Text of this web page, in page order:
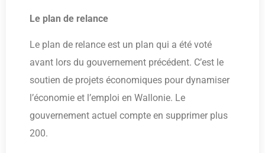
Le plan de relance
Le plan de relance est un plan qui a été voté
avant lors du gouvernement précédent. C’est le
soutien de projets économiques pour dynamiser
l’économie et l’emploi en Wallonie. Le
gouvernement actuel compte en supprimer plus
200.